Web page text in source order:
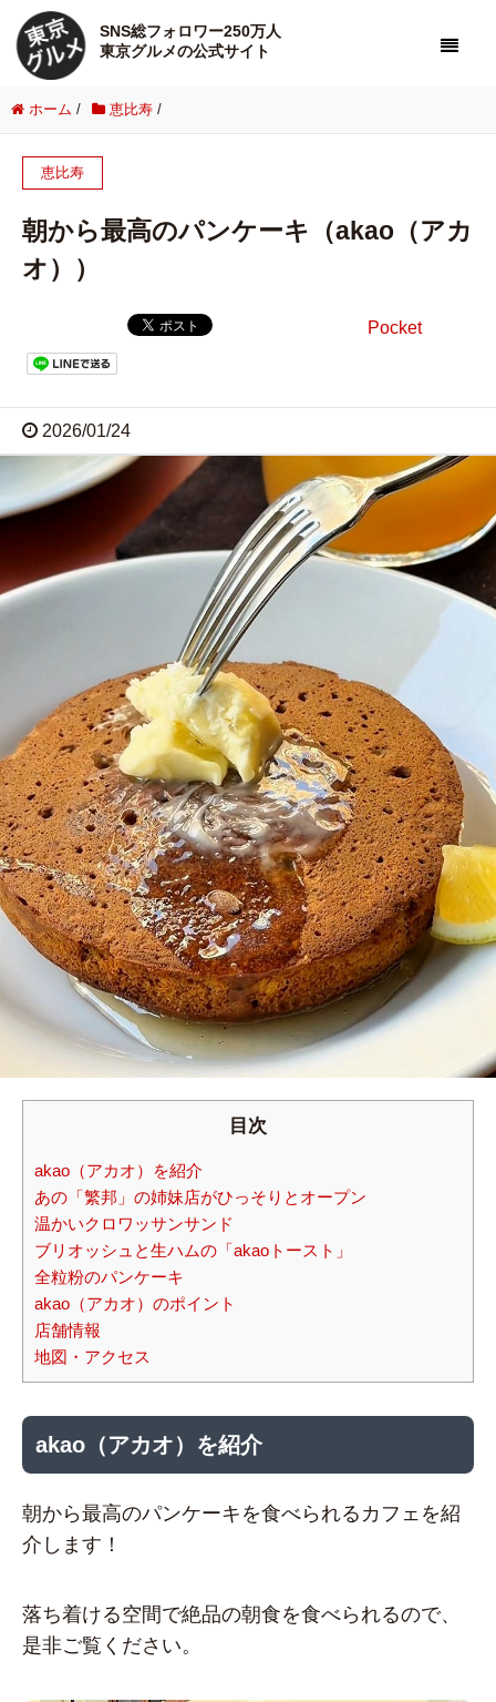
SNS総フォロワー250万人
東京グルメの公式サイト
ホーム / 恵比寿 /
恵比寿
朝から最高のパンケーキ（akao（アカ
オ））
Pocket
2026/01/24
目次
akao（アカオ）を紹介
あの「繁邦」の姉妹店がひっそりとオープン
温かいクロワッサンサンド
ブリオッシュと生ハムの「akaoトースト」
全粒粉のパンケーキ
akao（アカオ）のポイント
店舗情報
地図・アクセス
akao（アカオ）を紹介
朝から最高のパンケーキを食べられるカフェを紹
介します！
落ち着ける空間で絶品の朝食を食べられるので、
是非ご覧ください。